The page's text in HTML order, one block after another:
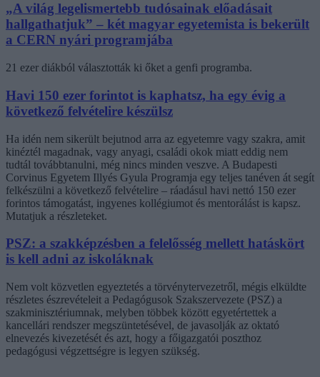
„A világ legelismertebb tudósainak előadásait
hallgathatjuk” – két magyar egyetemista is bekerült
a CERN nyári programjába
21 ezer diákból választották ki őket a genfi programba.
Havi 150 ezer forintot is kaphatsz, ha egy évig a
következő felvételire készülsz
Ha idén nem sikerült bejutnod arra az egyetemre vagy szakra, amit
kinéztél magadnak, vagy anyagi, családi okok miatt eddig nem
tudtál továbbtanulni, még nincs minden veszve. A Budapesti
Corvinus Egyetem Illyés Gyula Programja egy teljes tanéven át segít
felkészülni a következő felvételire – ráadásul havi nettó 150 ezer
forintos támogatást, ingyenes kollégiumot és mentorálást is kapsz.
Mutatjuk a részleteket.
PSZ: a szakképzésben a felelősség mellett hatáskört
is kell adni az iskoláknak
Nem volt közvetlen egyeztetés a törvénytervezetről, mégis elküldte
részletes észrevételeit a Pedagógusok Szakszervezete (PSZ) a
szakminisztériumnak, melyben többek között egyetértettek a
kancellári rendszer megszüntetésével, de javasolják az oktató
elnevezés kivezetését és azt, hogy a főigazgatói poszthoz
pedagógusi végzettségre is legyen szükség.